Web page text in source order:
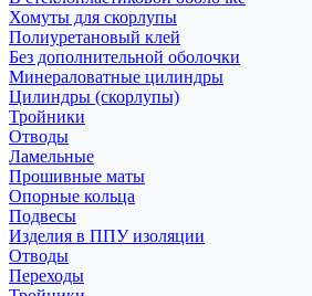
Хомуты для скорлупы
Полиуретановый клей
Без дополнительной оболочки
Минераловатные цилиндры
Цилиндры (скорлупы)
Тройники
Отводы
Ламельные
Прошивные маты
Опорные кольца
Подвесы
Изделия в ППУ изоляции
Отводы
Переходы